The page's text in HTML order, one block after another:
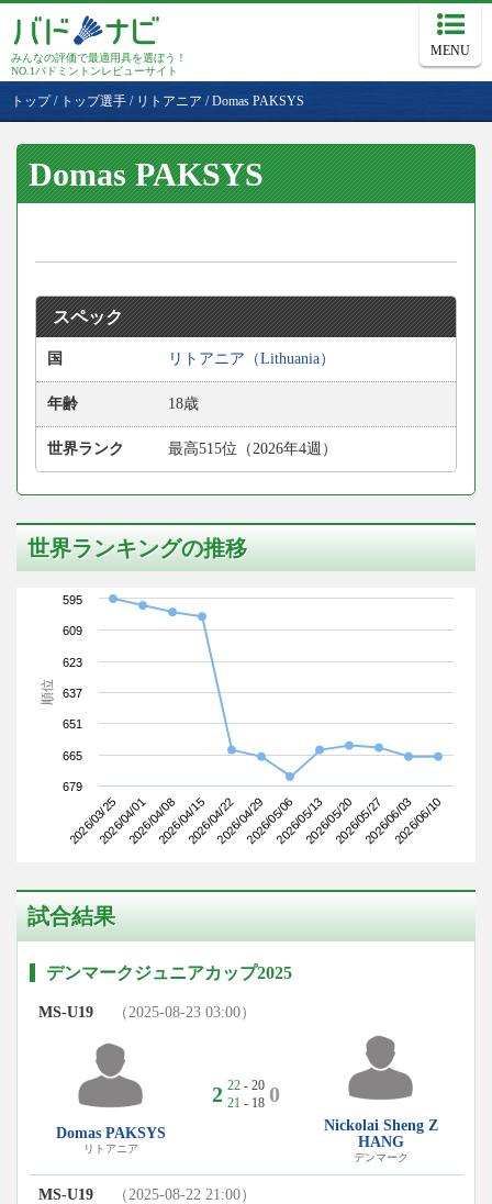
みんなの評価で最適用具を選ぼう！
NO.1バドミントンレビューサイト
MENU
トップ/ トップ選手 / リトアニア /Domas PAKSYS
Domas PAKSYS
スペック
国 リトアニア（Lithuania）
年齢 18歳
世界ランク 最高515位（2026年4週）
世界ランキングの推移
順位
2026/03/252026/04/012026/04/082026/04/152026/04/222026/04/292026/05/062026/05/132026/05/202026/05/272026/06/032026/06/10
595
609
623
637
651
665
679
試合結果
デンマークジュニアカップ2025
MS-U19 （2025-08-23 03:00）
Domas PAKSYS
リトアニア
2 22- 20
21 - 18 0
Nickolai Sheng Z
HANG
デンマーク
MS-U19 （2025-08-22 21:00）